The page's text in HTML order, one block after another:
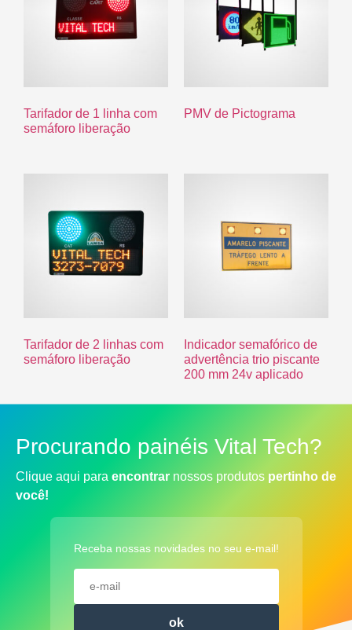
Tarifador de 1 linha com
semáforo liberação
PMV de Pictograma
Tarifador de 2 linhas com
semáforo liberação
Indicador semafórico de
advertência trio piscante
200 mm 24v aplicado
Procurando painéis Vital Tech?
Clique aqui para encontrar nossos produtos pertinho de
você!
Receba nossas novidades no seu e-mail!
ok